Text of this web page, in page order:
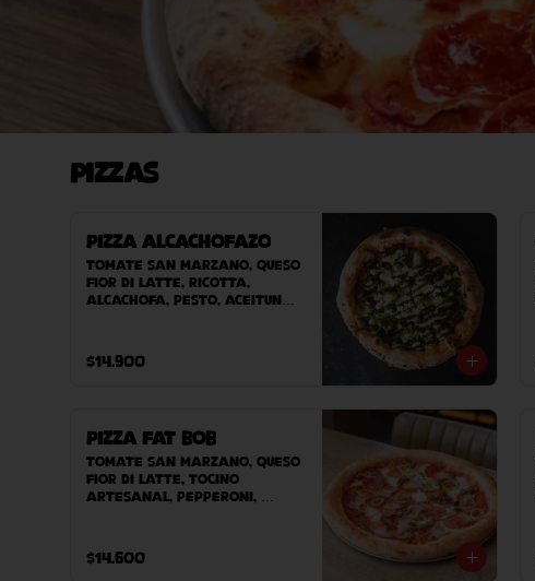
Pizzas
Pizza Alcachofazo
Tomate San Marzano, queso
Fior Di Latte, ricotta,
alcachofa, pesto, aceitunas
$14.900
Pizza Fat Bob
Tomate San Marzano, queso
Fior Di Latte, tocino
artesanal, pepperoni,
$14.600